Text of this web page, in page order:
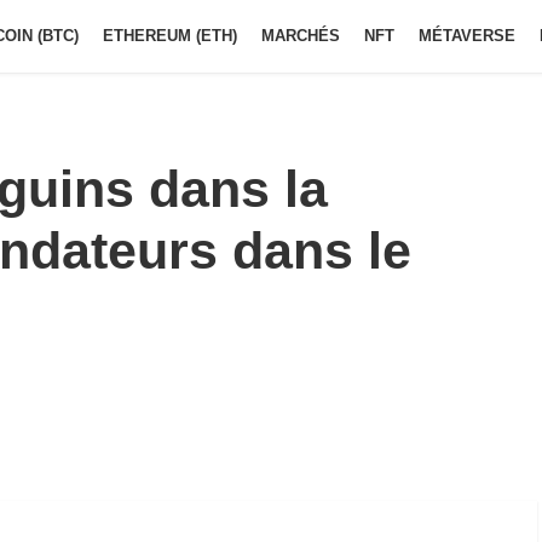
(BTC) ETHEREUM (ETH) MARCHÉS NFT MÉTAVERSE
dans la
dans le